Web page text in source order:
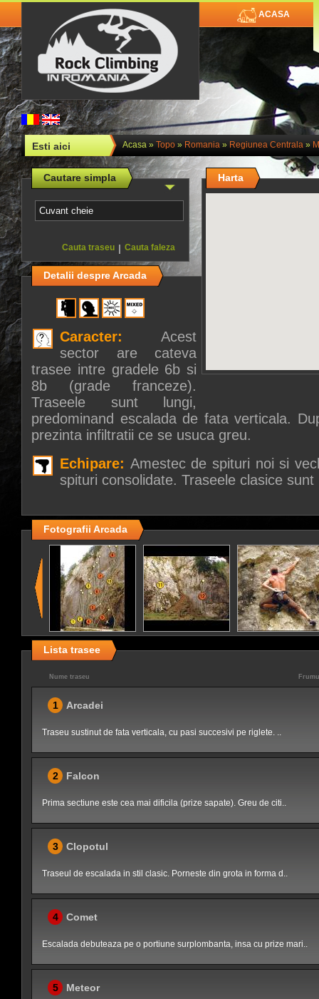
ACASA
Esti aici Acasa» Topo» Romania» Regiunea Centrala»
Cautare simpla
Cauta faleza
|
Cauta traseu
Harta
Detalii despre Arcada
Caracter: Acest
sector are cateva
trasee intre gradele 6b si
8b (grade franceze).
Traseele sunt lungi,
predominand escalada de fata verticala.
prezinta infiltratii ce se usuca greu.
Echipare: Amestec de spituri noi si
spituri consolidate. Traseele clasice
Fotografii Arcada
Lista trasee
Nume traseu
1 Arcadei
Traseu sustinut de fata verticala, cu pasi succesivi pe riglete. ..
2 Falcon
Prima sectiune este cea mai dificila (prize sapate). Greu de citi..
3 Clopotul
Traseul de escalada in stil clasic. Porneste din grota in forma d..
4 Comet
Escalada debuteaza pe o portiune surplombanta, insa cu prize mari..
5 Meteor